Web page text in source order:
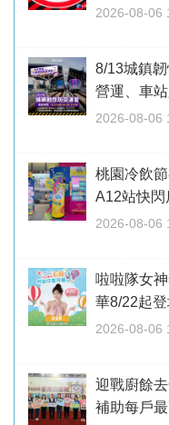
2026-08-06
8/13城鎮
營運、車
2026-08-06
桃園冷飲
A12站快閃
2026-08-06
啦啦隊女
華8/22起
2026-08-06
迎戰廚餘
補助每戶